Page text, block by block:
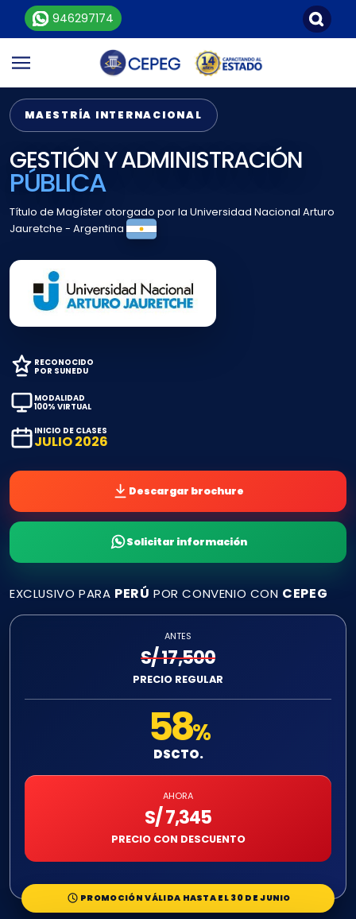
946297174
MAESTRÍA INTERNACIONAL
GESTIÓN Y ADMINISTRACIÓN
PÚBLICA
Título de Magíster otorgado por la Universidad Nacional Arturo
Jauretche - Argentina
RECONOCIDO
POR SUNEDU
MODALIDAD
100% VIRTUAL
INICIO DE CLASES
JULIO 2026
Descargar brochure
Solicitar información
EXCLUSIVO PARA PERÚ POR CONVENIO CON CEPEG
ANTES
S/ 17,500
PRECIO REGULAR
58%
DSCTO.
AHORA
S/ 7,345
PRECIO CON DESCUENTO
PROMOCIÓN VÁLIDA HASTA EL 30 DE JUNIO